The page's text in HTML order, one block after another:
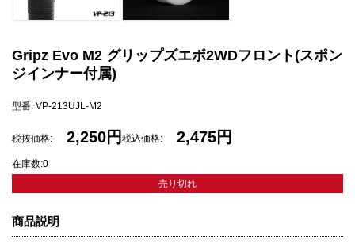
Gripz Evo M2 グリップズエボ2WDフロント(スポン
ジインナー付属)
型番: VP-213UJL-M2
税抜価格: 2,250円 税込価格: 2,475円
在庫数:0
売り切れ
商品説明